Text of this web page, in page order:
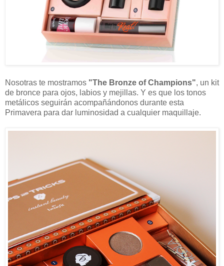
Nosotras te mostramos "The Bronze of Champions", un kit
de bronce para ojos, labios y mejillas. Y es que los tonos
metálicos seguirán acompañándonos durante esta
Primavera para dar luminosidad a cualquier maquillaje.